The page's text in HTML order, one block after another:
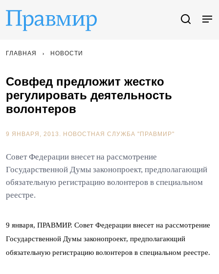
ГЛАВНАЯ НОВОСТИ
Совфед предложит жестко
регулировать деятельность
волонтеров
9 ЯНВАРЯ, 2013. НОВОСТНАЯ СЛУЖБА "ПРАВМИР"
Совет Федерации внесет на рассмотрение
Государственной Думы законопроект, предполагающий
обязательную регистрацию волонтеров в специальном
реестре.
9 января, ПРАВМИР. Совет Федерации внесет на рассмотрение
Государственной Думы законопроект, предполагающий
обязательную регистрацию волонтеров в специальном реестре.